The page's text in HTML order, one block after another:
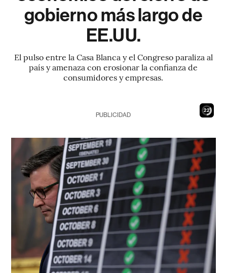
gobierno más largo de
EE.UU.
El pulso entre la Casa Blanca y el Congreso paraliza al
país y amenaza con erosionar la confianza de
consumidores y empresas.
20
PUBLICIDAD